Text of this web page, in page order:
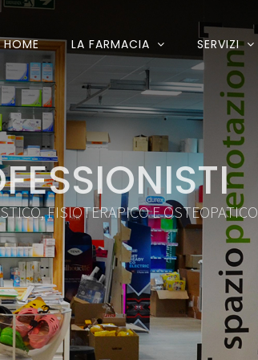
HOME LA FARMACIA SERVIZI
FISIOTERAPICO E OSTEOPATICO